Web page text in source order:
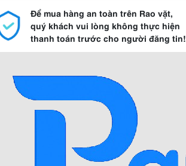
Để mua hàng an toàn trên Rao vặt,
quý khách vui lòng không thực hiện
thanh toán trước cho người đăng tin!